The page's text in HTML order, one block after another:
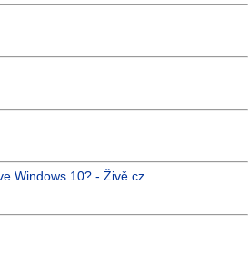
Windows 10? - Živě.cz